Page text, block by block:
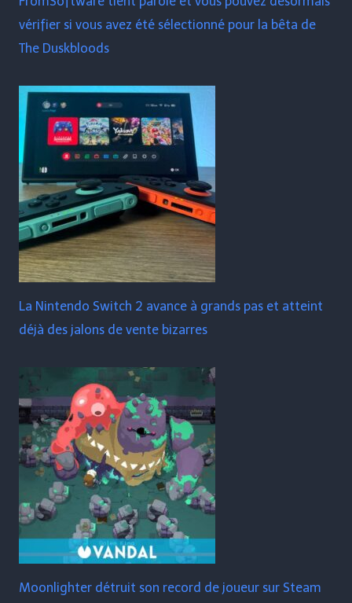
vérifier si vous avez été sélectionné pour la bêta de
The Duskbloods
La Nintendo Switch 2 avance à grands pas et atteint
déjà des jalons de vente bizarres
Moonlighter détruit son record de joueur sur Steam